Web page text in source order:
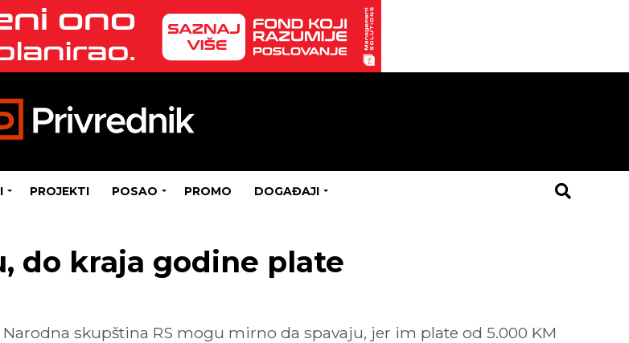
PROJEKTI POSAO PROMO DOGAĐAJI
do kraja godine plate
skupština RS mogu mirno da spavaju, jer im plate od 5.000 KM